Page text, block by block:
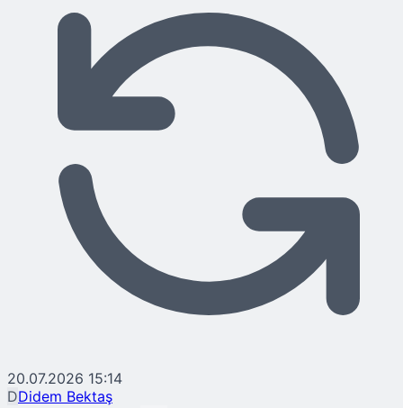
20.07.2026 15:14
DDidem Bektaş